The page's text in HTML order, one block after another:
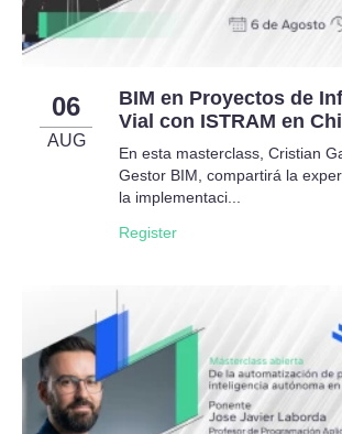
06
AUG
BIM en Proyectos de
Vial con ISTRAM en
En esta masterclass, Cristian
Gestor BIM, compartirá la
la implementaci...
Register